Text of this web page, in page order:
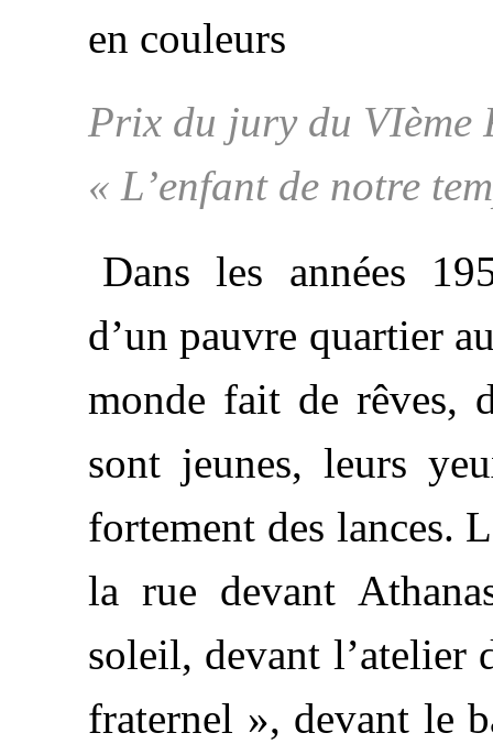
en couleurs
Prix du jury du
« L’enfant de notre
Dans les années
d’un pauvre quartier
monde fait de rêves,
sont jeunes, leurs
fortement des lances.
la rue devant
soleil, devant l’atelier
fraternel », devant le